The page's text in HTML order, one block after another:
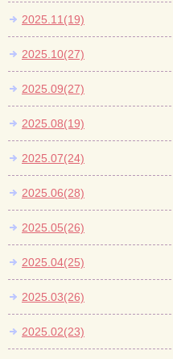
2025.11(19)
2025.10(27)
2025.09(27)
2025.08(19)
2025.07(24)
2025.06(28)
2025.05(26)
2025.04(25)
2025.03(26)
2025.02(23)